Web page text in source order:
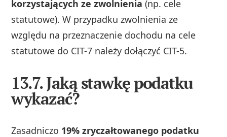
korzystających ze zwolnienia (np. cele
statutowe). W przypadku zwolnienia ze
względu na przeznaczenie dochodu na cele
statutowe do CIT-7 należy dołączyć CIT-5.
13.7. Jaką stawkę podatku
wykazać?
Zasadniczo 19% zryczałtowanego podatku